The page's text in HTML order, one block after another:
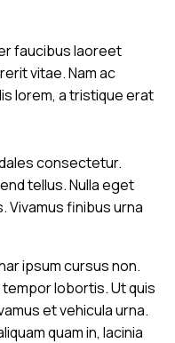
faucibus laoreet
vitae. Nam ac
lorem, a tristique erat
consectetur.
tellus. Nulla eget
Vivamus finibus urna
ipsum cursus non.
lobortis. Ut quis
et vehicula urna.
quam in, lacinia